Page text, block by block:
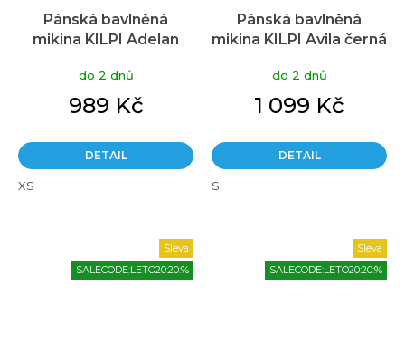
Pánská bavlněná
mikina KILPI Adelan
do 2 dnů
989 Kč
DETAIL
XS
Pánská bavlněná
mikina KILPI Avila černá
do 2 dnů
1 099 Kč
DETAIL
S
Sleva
SALECODE:LETO20:20:%
Sleva
SALECODE:LETO20:20:%